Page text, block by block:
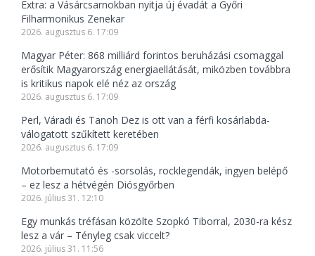
Extra: a Vásárcsarnokban nyitja új évadát a Győri
Filharmonikus Zenekar
2026. augusztus 6. 17:09
Magyar Péter: 868 milliárd forintos beruházási csomaggal
erősítik Magyarország energiaellátását, miközben továbbra
is kritikus napok elé néz az ország
2026. augusztus 6. 17:09
Perl, Váradi és Tanoh Dez is ott van a férfi kosárlabda-
válogatott szűkített keretében
2026. augusztus 6. 17:09
Motorbemutató és -sorsolás, rocklegendák, ingyen belépő
– ez lesz a hétvégén Diósgyőrben
2026. július 31. 12:10
Egy munkás tréfásan közölte Szopkó Tiborral, 2030-ra kész
lesz a vár – Tényleg csak viccelt?
2026. július 31. 11:56